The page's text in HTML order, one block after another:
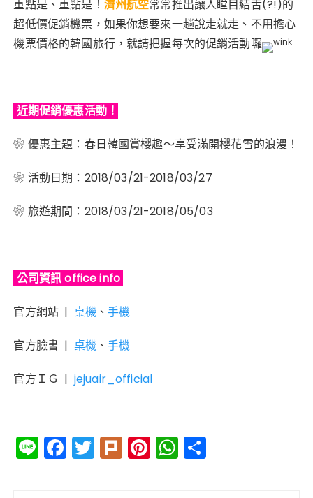
重點是、重點是！ 濟州航空常常推出讓人瞠目結舌(?!)的
超低價促銷機票，如果你想要來一趟說走就走、不用擔心
機票價格的韓國旅行，就請把握每次的促銷活動囉
近期促銷優惠活動！
❀ 優惠主題：春日韓國賞櫻趣～享受滿開櫻花雪的浪漫！
❀ 活動日期：2018/03/21-2018/03/27
❀ 旅遊期間：2018/03/21-2018/05/03
公司資訊 office info
官方網站 | 桌機 、手機
官方臉書 | 桌機 、手機
官方ＩＧ | jejuair_official
Li F T Pl Pi W